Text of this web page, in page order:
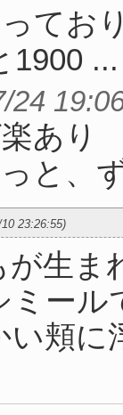
てお
1900 ...
24
あ
と、
23:26:55)
生ま
ミー
い頬に